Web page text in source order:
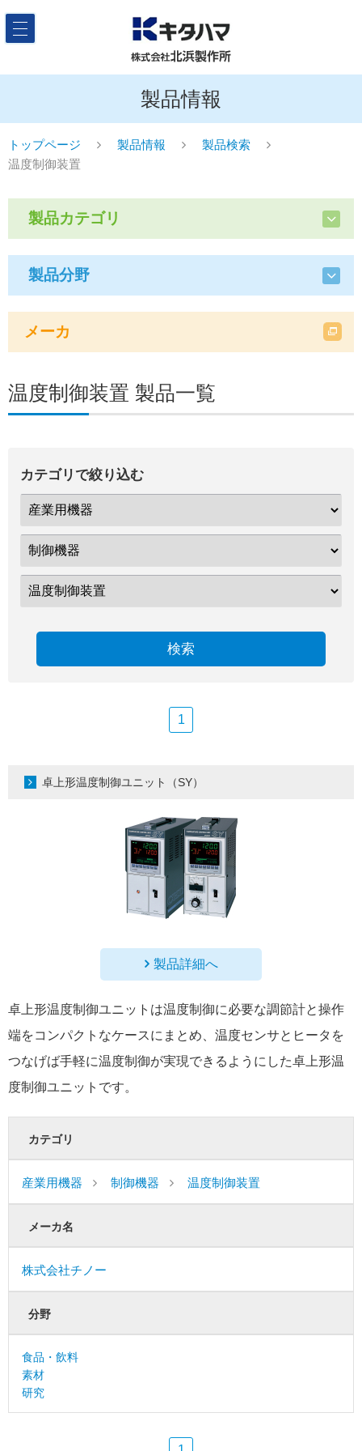
製品情報
トップページ 製品情報
製品検索
温度制御装置
製品カテゴリ
製品分野
メーカ
温度制御装置 製品一覧
カテゴリで絞り込む
検索
1
卓上形温度制御ユニット（SY）
製品詳細へ
卓上形温度制御ユニットは温度制御に必要な調節計と操作
端をコンパクトなケースにまとめ、温度センサとヒータを
つなげば手軽に温度制御が実現できるようにした卓上形温
度制御ユニットです。
カテゴリ
産業用機器 制御機器 温度制御装置
メーカ名
株式会社チノー
分野
食品・飲料
素材
研究